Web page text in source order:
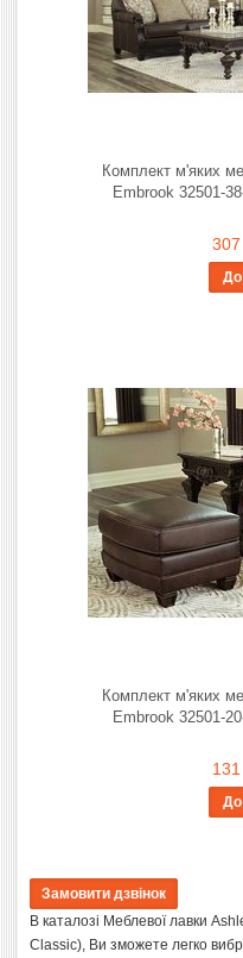
Комплект м'яких
Embrook 32501-
307
До
Комплект м'яких
Embrook 32501-
131
До
В каталозі Меблевої лавки
Classic), Ви зможете легко